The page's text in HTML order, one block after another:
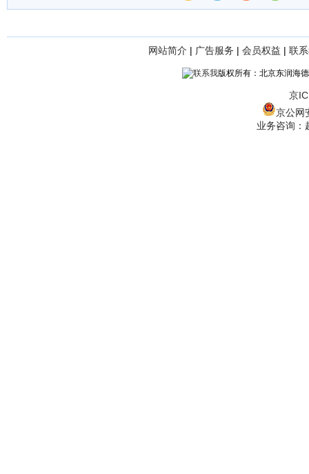
网站简介 | 广告服务 | 会员权益 | 联
版权所有：北京东润海
京
京公网
业务咨询：